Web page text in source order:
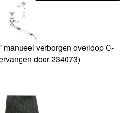
manueel verborgen overloop C-
door 234073)